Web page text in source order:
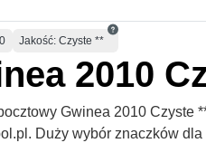
Jakość: Czyste **
2010
Gwinea 2010 Czyste
Duży wybór znaczków